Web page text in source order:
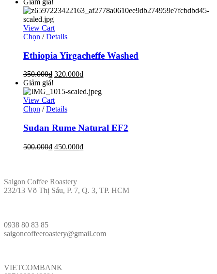
View Cart
Chọn / Details
Ethiopia Yirgacheffe Washed
350.000₫ 320.000₫
Giảm giá!
View Cart
Chọn / Details
Sudan Rume Natural EF2
500.000₫ 450.000₫
Saigon Coffee Roastery
232/13 Võ Thị Sáu, P. 7, Q. 3, TP. HCM
0938 80 83 85
saigoncoffeeroastery@gmail.com
VIETCOMBANK